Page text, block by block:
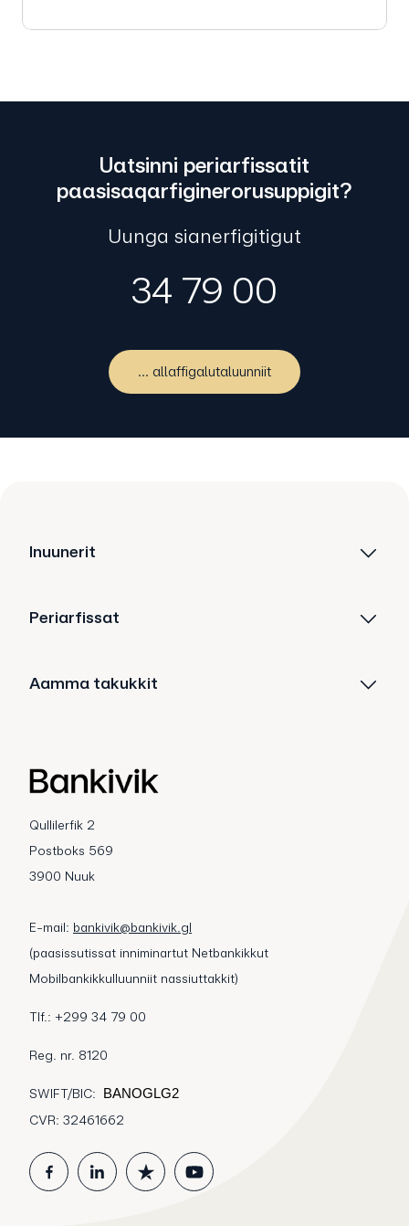
Uatsinni periarfissatit
paasisaqarfiginerorusuppigit?
Uunga sianerfigitigut
34 79 00
... allaffigalutaluunniit
Inuunerit
Periarfissat
Aamma takukkit
Qullilerfik 2
Postboks 569
3900 Nuuk
E-mail: bankivik@bankivik.gl
(paasissutissat inniminartut Netbankikkut
Mobilbankikkulluunniit nassiuttakkit)
Tlf.: +299 34 79 00
Reg. nr. 8120
SWIFT/BIC:
BANOGLG2
CVR: 32461662